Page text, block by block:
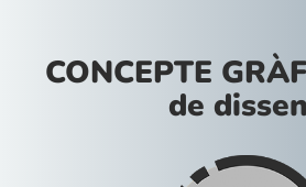
CONCEPTE
de